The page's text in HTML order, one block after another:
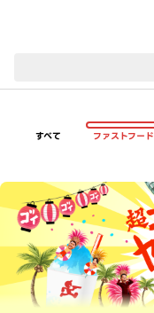
すべて ファストフード
超ゴイゴイヤスー夏祭